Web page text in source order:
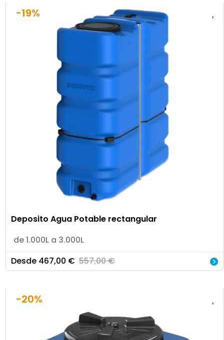
-19%
Deposito Agua Potable rectangular
de 1.000L a 3.000L
Desde 467,00 € 557,00€
-20%